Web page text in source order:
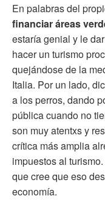
En palabras del
financiar áreas
estaría genial y le
hacer un turismo
quejándose de la
Italia. Por un lado,
a los perros, dando
pública cuando no
son muy atentxs y
crítica más amplia
impuestos al
que cree que eso
economía.